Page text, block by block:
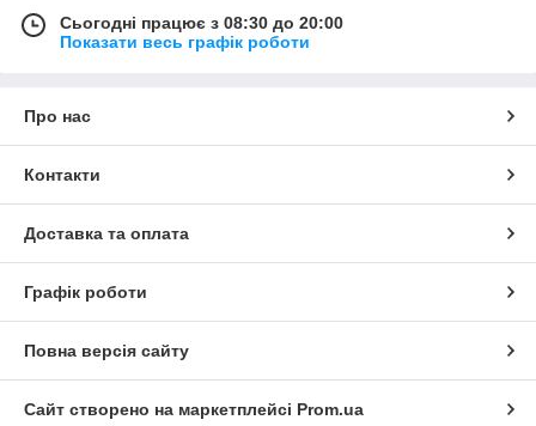
Сьогодні працює з 08:30 до 20:00
Показати весь графік роботи
Про нас
Контакти
Доставка та оплата
Графік роботи
Повна версія сайту
Сайт створено на маркетплейсі Prom.ua